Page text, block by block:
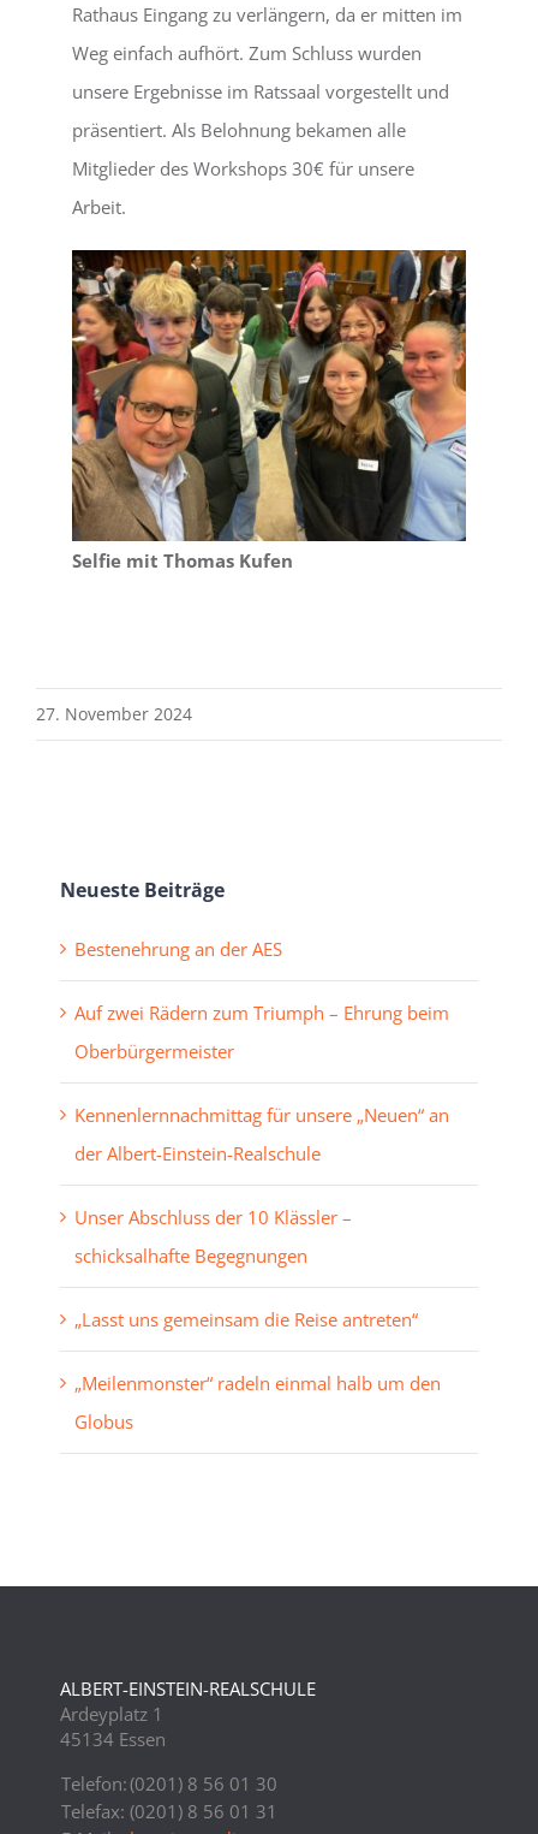
Rathaus Eingang zu verlängern, da er mitten im
Weg einfach aufhört. Zum Schluss wurden
unsere Ergebnisse im Ratssaal vorgestellt und
präsentiert. Als Belohnung bekamen alle
Mitglieder des Workshops 30€ für unsere
Arbeit.
Selfie mit Thomas Kufen
27. November 2024
Neueste Beiträge
Bestenehrung an der AES
Auf zwei Rädern zum Triumph – Ehrung beim
Oberbürgermeister
Kennenlernnachmittag für unsere „Neuen“ an
der Albert-Einstein-Realschule
Unser Abschluss der 10 Klässler –
schicksalhafte Begegnungen
„Lasst uns gemeinsam die Reise antreten“
„Meilenmonster“ radeln einmal halb um den
Globus
ALBERT-EINSTEIN-REALSCHULE
Ardeyplatz 1
45134 Essen
Telefon:(0201) 8 56 01 30
Telefax: (0201) 8 56 01 31